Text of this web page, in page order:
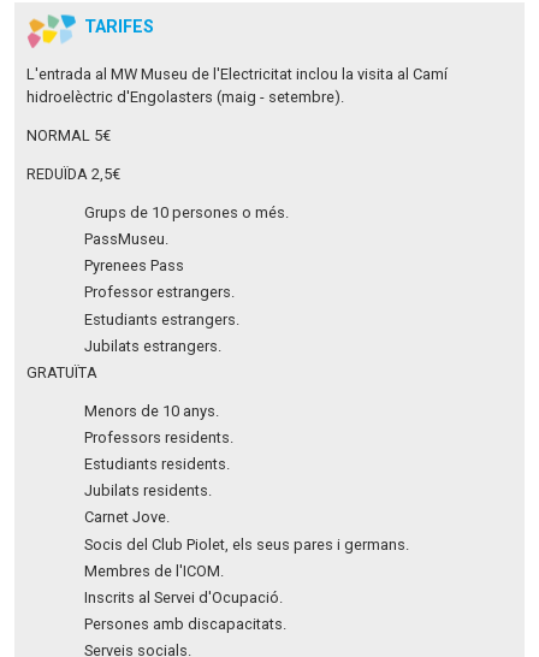
TARIFES
L'entrada al MW Museu de l'Electricitat inclou la visita al Camí
hidroelèctric d'Engolasters (maig - setembre).
NORMAL 5€
REDUÏDA 2,5€
Grups de 10 persones o més.
PassMuseu.
Pyrenees Pass
Professor estrangers.
Estudiants estrangers.
Jubilats estrangers.
GRATUÏTA
Menors de 10 anys.
Professors residents.
Estudiants residents.
Jubilats residents.
Carnet Jove.
Socis del Club Piolet, els seus pares i germans.
Membres de l'ICOM.
Inscrits al Servei d'Ocupació.
Persones amb discapacitats.
Serveis socials.